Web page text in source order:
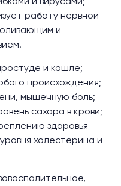
работу нервной
и
и кашле;
происхождения;
мышечную боль;
сахара в крови;
здоровья
холестерина и